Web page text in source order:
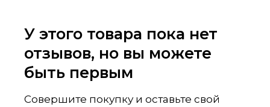
У этого товара пока нет
отзывов, но вы можете
быть первым
Совершите покупку и оставьте свой